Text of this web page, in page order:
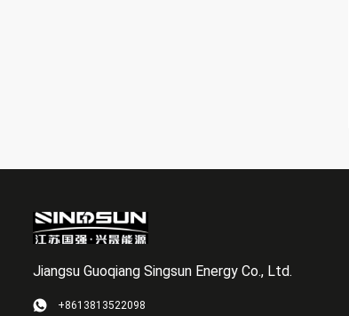
Jiangsu Guoqiang Singsun Energy Co., Ltd.
+8613813522098